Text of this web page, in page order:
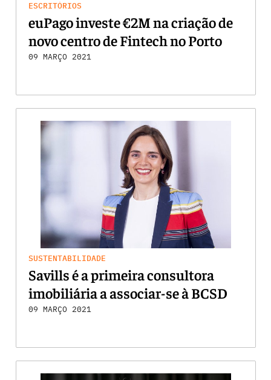
ESCRITÓRIOS
euPago investe €2M na criação de
novo centro de Fintech no Porto
09 MARÇO 2021
SUSTENTABILIDADE
Savills é a primeira consultora
imobiliária a associar-se à BCSD
09 MARÇO 2021